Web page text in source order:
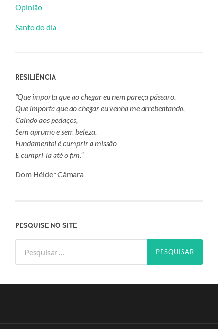
Opinião
Santo do dia
RESILIÊNCIA
“Que importa que ao chegar eu nem pareça pássaro.
Que importa que ao chegar eu venha me arrebentando,
Caindo aos pedaços,
Sem aprumo e sem beleza.
Fundamental é cumprir a missão
E cumpri-la até o fim.”
Dom Hélder Câmara
PESQUISE NO SITE
por: